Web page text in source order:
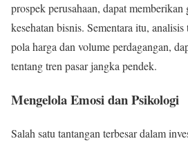
prospek perusahaan, dapat memberikan
kesehatan bisnis. Sementara itu,
pola harga dan volume perdagangan,
tentang tren pasar jangka pendek.
Mengelola Emosi dan Psikologi
Salah satu tantangan terbesar dalam